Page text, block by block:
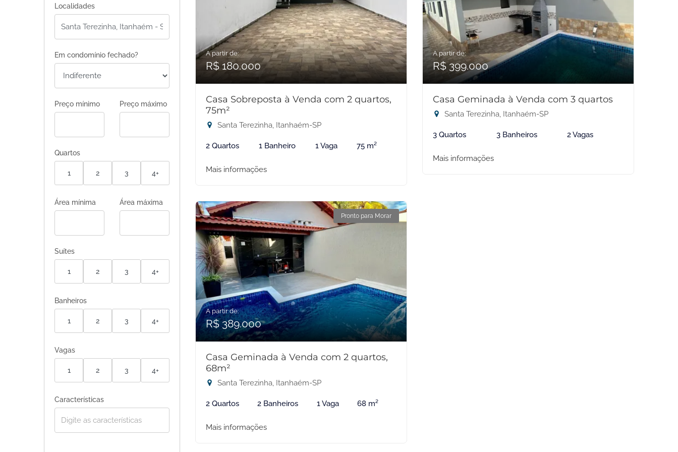
Localidades
Em condomínio fechado?
Preço mínimo Preço máximo
Quartos
1 2 3 4+
Área mínima Área máxima
Suítes
1 2 3 4+
Banheiros
1 2 3 4+
Vagas
1 2 3 4+
Características
A partir de:
R$ 180.000
Casa Sobreposta à Venda com 2 quartos,
75m²
Santa Terezinha, Itanhaém-SP
2 Quartos 1 Banheiro 1 Vaga 75 m²
Mais informações
A partir de:
R$ 399.000
Casa Geminada à Venda com 3 quartos
Santa Terezinha, Itanhaém-SP
3 Quartos 3 Banheiros 2 Vagas
Mais informações
Pronto para Morar
A partir de:
R$ 389.000
Casa Geminada à Venda com 2 quartos,
68m²
Santa Terezinha, Itanhaém-SP
2 Quartos 2 Banheiros 1 Vaga 68 m²
Mais informações